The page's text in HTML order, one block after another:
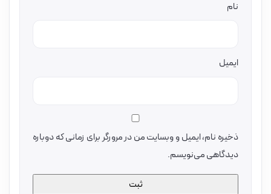
نام
ایمیل
ذخیره نام، ایمیل و وبسایت من در مرورگر برای زمانی که دوباره
دیدگاهی می‌نویسم.